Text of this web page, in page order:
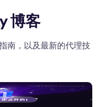
博客
南，以及最新的代理技